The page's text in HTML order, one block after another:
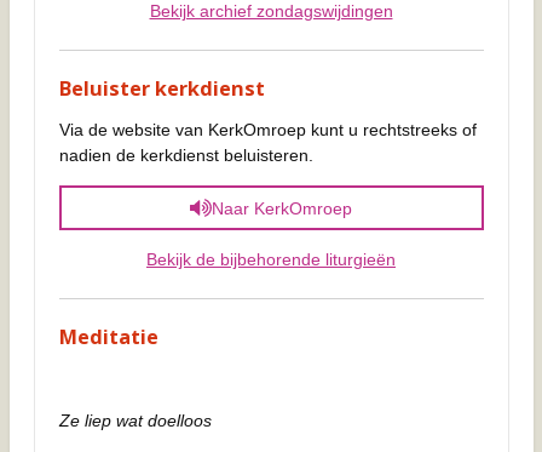
Bekijk archief zondagswijdingen
Beluister kerkdienst
Via de website van KerkOmroep kunt u rechtstreeks of
nadien de kerkdienst beluisteren.
Naar KerkOmroep
Bekijk de bijbehorende liturgieën
Meditatie
Ze liep wat doelloos